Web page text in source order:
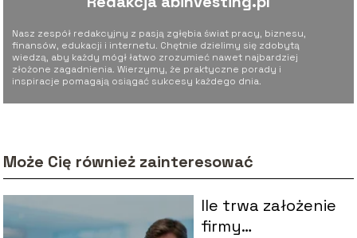
Nasz zespół redakcyjny z pasją zgłębia świat pracy, biznesu,
finansów, edukacji i internetu. Chętnie dzielimy się zdobytą
wiedzą, aby każdy mógł łatwo zrozumieć nawet najbardziej
złożone zagadnienia. Wierzymy, że praktyczne porady i
inspiracje pomagają osiągać sukcesy każdego dnia.
Może Cię również zainteresować
Ile trwa założenie
firmy